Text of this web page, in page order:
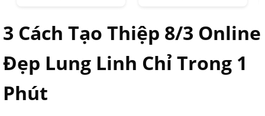
3 Cách Tạo Thiệp 8/3 Online
Đẹp Lung Linh Chỉ Trong 1
Phút